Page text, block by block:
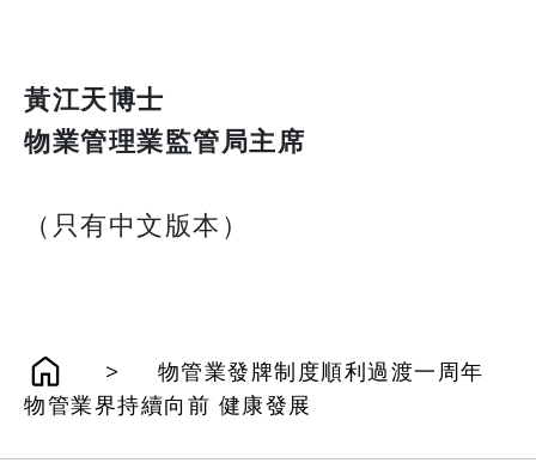
黃江天博士
物業管理業監管局主席
（只有中文版本）
>
物管業發牌制度順利過渡一周年
物管業界持續向前 健康發展